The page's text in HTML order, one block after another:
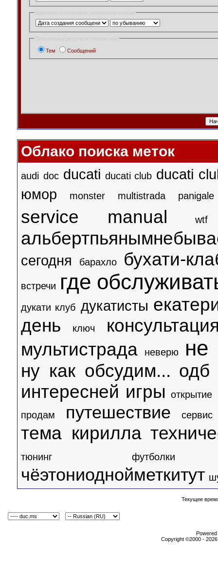
Тем Сообщений
Облако поиска меток
audi doc ducati ducati club ducati
юмор
monster multistrada panigale
service manual wtf
сегодня барахло бухати-
встречи где
дукати клуб дукатисты
день
ключ
мультистрада
неверю не
ну как обсудим... одб
интересней игры открытие
продам путешествие сервис
тема кирилла
тюнинг футболки
чёэтониоднойметкитут
Текущее
Copyright ©2000 -